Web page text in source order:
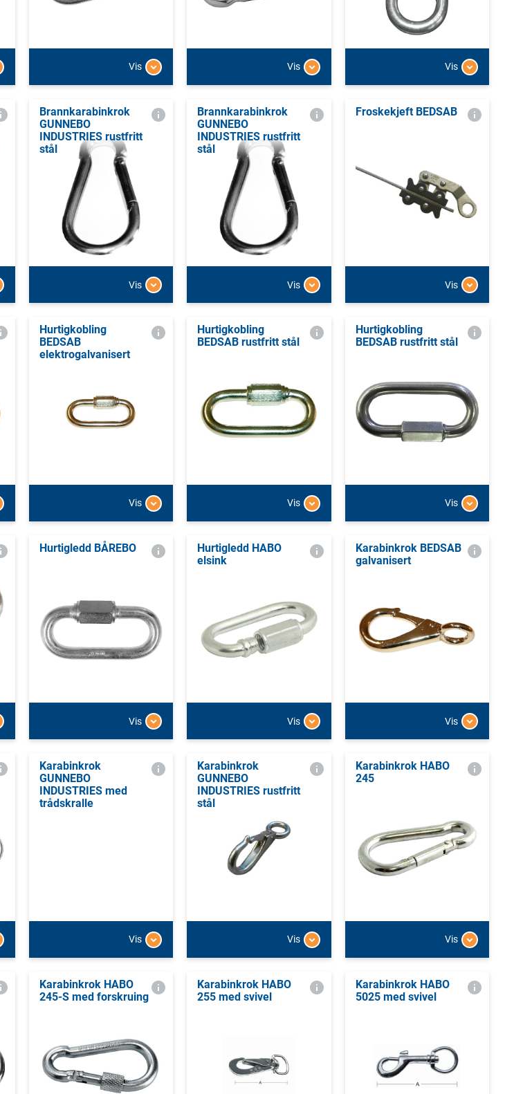
Vis Vis Vis
Brannkarabinkrok
GUNNEBO
INDUSTRIES rustfritt
stål
Vis
Brannkarabinkrok
GUNNEBO
INDUSTRIES rustfritt
stål
Vis
Froskekjeft BEDSAB
Vis
Hurtigkobling
BEDSAB
elektrogalvanisert
Vis
Hurtigkobling
BEDSAB rustfritt stål
Vis
Hurtigkobling
BEDSAB rustfritt stål
Vis
Hurtigledd BÅREBO
Vis
Hurtigledd HABO
elsink
Vis
Karabinkrok BEDSAB
galvanisert
Vis
Karabinkrok
GUNNEBO
INDUSTRIES med
trådskralle
Vis
Karabinkrok
GUNNEBO
INDUSTRIES rustfritt
stål
Vis
Karabinkrok HABO
245
Vis
Karabinkrok HABO
245-S med forskruing
Karabinkrok HABO
255 med svivel
Karabinkrok HABO
5025 med svivel